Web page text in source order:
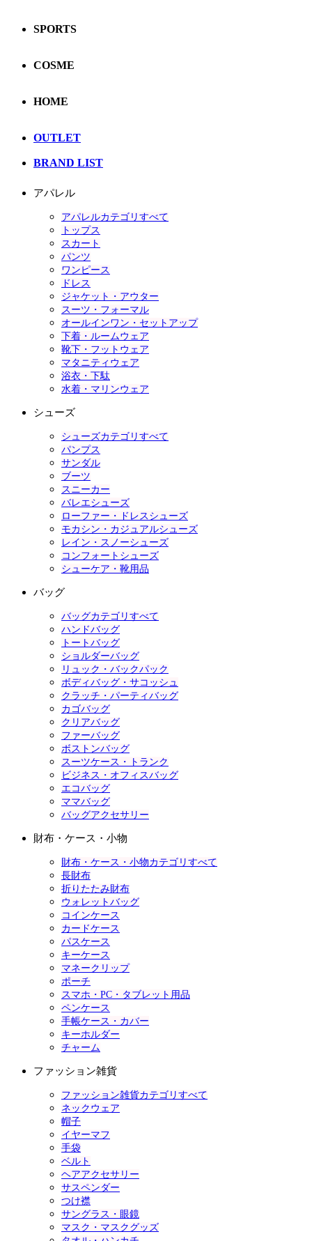
SPORTS
COSME
HOME
OUTLET
BRAND LIST
アパレル
アパレルカテゴリすべて
トップス
スカート
パンツ
ワンピース
ドレス
ジャケット・アウター
スーツ・フォーマル
オールインワン・セットアップ
下着・ルームウェア
靴下・フットウェア
マタニティウェア
浴衣・下駄
水着・マリンウェア
シューズ
シューズカテゴリすべて
パンプス
サンダル
ブーツ
スニーカー
バレエシューズ
ローファー・ドレスシューズ
モカシン・カジュアルシューズ
レイン・スノーシューズ
コンフォートシューズ
シューケア・靴用品
バッグ
バッグカテゴリすべて
ハンドバッグ
トートバッグ
ショルダーバッグ
リュック・バックパック
ボディバッグ・サコッシュ
クラッチ・パーティバッグ
カゴバッグ
クリアバッグ
ファーバッグ
ボストンバッグ
スーツケース・トランク
ビジネス・オフィスバッグ
エコバッグ
ママバッグ
バッグアクセサリー
財布・ケース・小物
財布・ケース・小物カテゴリすべて
長財布
折りたたみ財布
ウォレットバッグ
コインケース
カードケース
パスケース
キーケース
マネークリップ
ポーチ
スマホ・PC・タブレット用品
ペンケース
手帳ケース・カバー
キーホルダー
チャーム
ファッション雑貨
ファッション雑貨カテゴリすべて
ネックウェア
帽子
イヤーマフ
手袋
ベルト
ヘアアクセサリー
サスペンダー
つけ襟
サングラス・眼鏡
マスク・マスクグッズ